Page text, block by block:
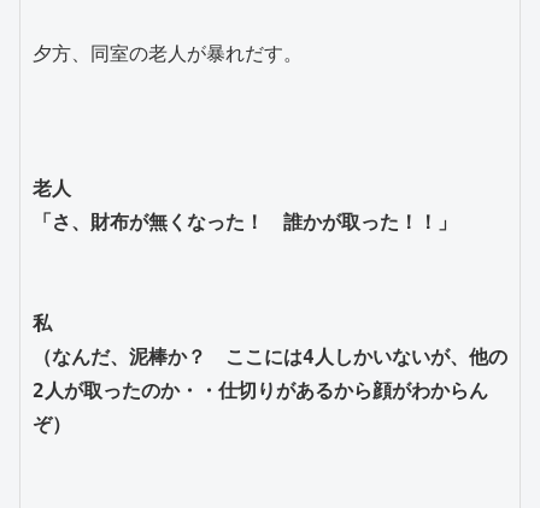
夕方、同室の老人が暴れだす。
老人
「さ、財布が無くなった！　誰かが取った！！」
私
（なんだ、泥棒か？　ここには4人しかいないが、他の
2人が取ったのか・・仕切りがあるから顔がわからん
ぞ）